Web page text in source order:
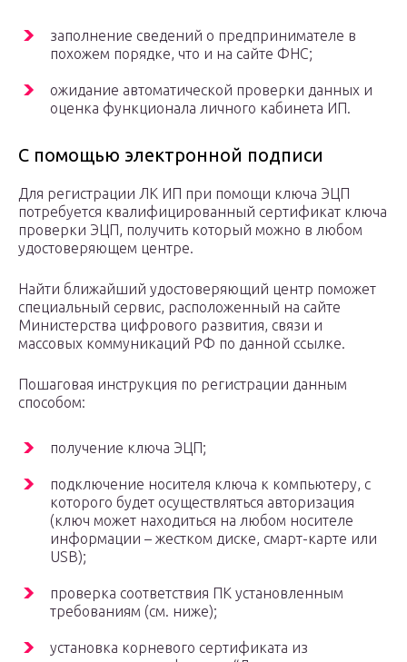
заполнение сведений о предпринимателе в
похожем порядке, что и на сайте ФНС;
ожидание автоматической проверки данных и
оценка функционала личного кабинета ИП.
С помощью электронной подписи
Для регистрации ЛК ИП при помощи ключа ЭЦП
потребуется квалифицированный сертификат ключа
проверки ЭЦП, получить который можно в любом
удостоверяющем центре.
Найти ближайший удостоверяющий центр поможет
специальный сервис, расположенный на сайте
Министерства цифрового развития, связи и
массовых коммуникаций РФ по данной ссылке.
Пошаговая инструкция по регистрации данным
способом:
получение ключа ЭЦП;
подключение носителя ключа к компьютеру, с
которого будет осуществляться авторизация
(ключ может находиться на любом носителе
информации – жестком диске, смарт-карте или
USB);
проверка соответствия ПК установленным
требованиям (см. ниже);
установка корневого сертификата из